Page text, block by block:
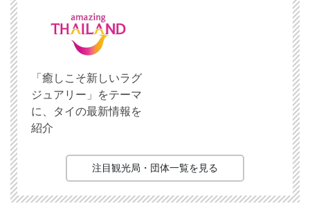
「癒しこそ新しいラグ
ジュアリー」をテーマ
に、タイの最新情報を
紹介
注目観光局・団体一覧を見る